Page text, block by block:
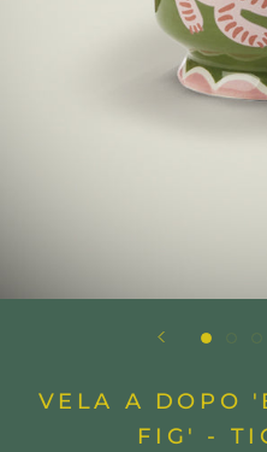
VELA A DOPO
FIG' -